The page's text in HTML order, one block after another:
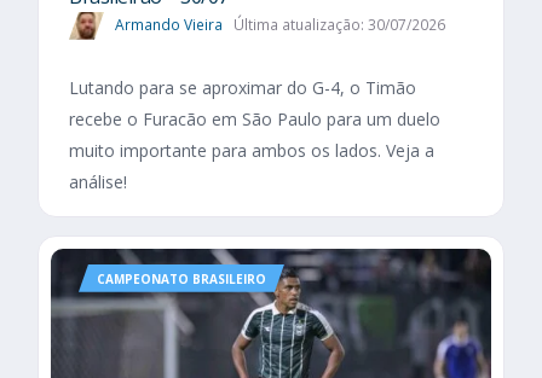
Armando Vieira Última atualização: 30/07/2026
Lutando para se aproximar do G-4, o Timão
recebe o Furacão em São Paulo para um duelo
muito importante para ambos os lados. Veja a
análise!
CAMPEONATO BRASILEIRO